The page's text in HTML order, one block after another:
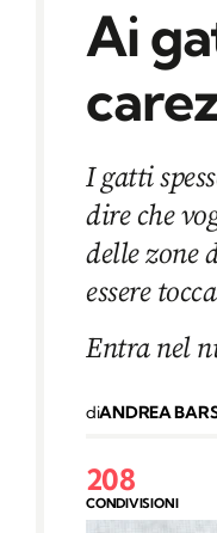
Ai
I gatti
dire che
delle zone
essere
Entra nel
diANDREA
208
CONDIVISIONI